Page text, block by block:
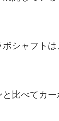
シャフトは
比べてカ